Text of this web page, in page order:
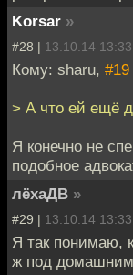
Korsar »
#28 | 13.10.14 13:33
Кому: sharu, #19
> А что ей ещё
Я конечно не
подобное
лёхаДВ »
#29 | 13.10.14 13:33
Я так понимаю,
ж под домашним